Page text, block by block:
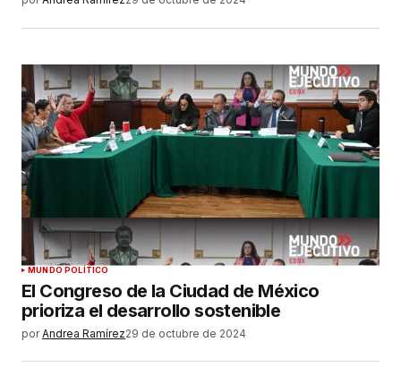
MUNDO POLÍTICO
El Congreso de la Ciudad de México
prioriza el desarrollo sostenible
por Andrea Ramírez29 de octubre de 2024